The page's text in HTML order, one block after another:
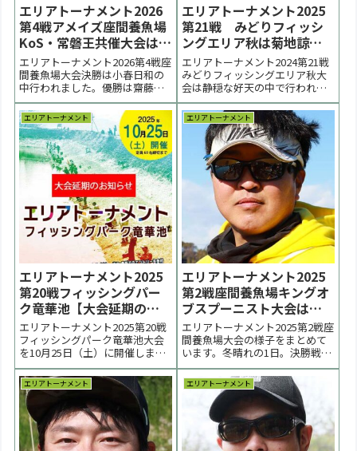
エリアトーナメント2026
第4戦アメイズ座間養魚場
KoS・常磐王共催大会は齋
藤剛以選手が優勝【大会
結果】
エリアトーナメント2026第4戦座
間養魚場大会決勝は小春日和の
中行われました。優勝は齋藤剛
以選手、２位は斉藤征泰選手、
３位は花岡聖仁選手でした。 <
前の大会 2026一覧 次の大会 >表
彰台 優勝：齋藤剛以選手 表彰台
ラーメン賞協賛企業 株式会社ヤ
リエ / VARIVAS /...
エリアトーナメント2025
第21戦 みどりフィッシ
ングエリア秋は菊地諒大
選手が優勝【大会結果】
エリアトーナメント2024第21戦
みどりフィッシングエリア秋大
会は静穏な好天の中で行われま
した。優勝は菊地諒大選手、２
位は大木洋一郎選手、３位は上
野翔太選手でした。 < 前の大会
2025一覧 次の大会 >表彰台 優
勝：菊地諒大選手 表彰台 ラーメ
ン賞協賛企業：順不同IOS FA...
エリアトーナメント
エリアトーナメント2025
第20戦フィッシングパー
ク竜華池【大会延期のお
知らせ】
エリアトーナメント2025第20戦
フィッシングパーク竜華池大会
を10月25日（土）に開催しま
す。インターネットエントリー
を9月30日（火）20:00より開始
します。 < 前の大会 2025一覧 次
の大会 >【大会運営より】10/24
9:30発表NEW!エリアトーナメン
ト2025...
エリアトーナメント
エリアトーナメント2025
第2戦座間養魚場キングオ
ブスプーニスト大会は大
島達也選手が優勝【大会
結果】
エリアトーナメント2025第2戦座
間養魚場大会の様子をまとめて
います。冬晴れの1日。決勝戦は
冬の座間養魚場恒例の爆風の中
で行われました。優勝は大島達
也選手、２位は僅差で野藤達也
選手、秋元朝弘選手、近藤史都
選手でした。 < 前の大会 2025一
覧 次の大会 >表彰台 優勝：大島
達也...
エリアトーナメント エリアトーナメント